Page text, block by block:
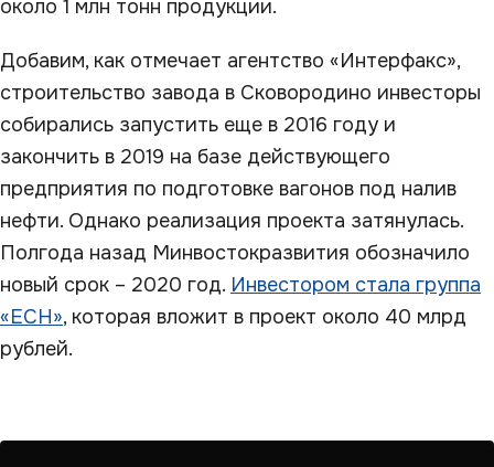
около 1 млн тонн продукции.
Добавим, как отмечает агентство «Интерфакс»,
строительство завода в Сковородино инвесторы
собирались запустить еще в 2016 году и
закончить в 2019 на базе действующего
предприятия по подготовке вагонов под налив
нефти. Однако реализация проекта затянулась.
Полгода назад Минвостокразвития обозначило
новый срок – 2020 год. Инвестором стала группа
«ЕСН», которая вложит в проект около 40 млрд
рублей.